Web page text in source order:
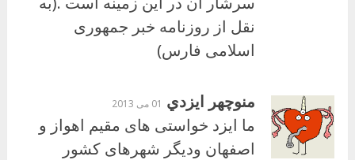
نقل از روزنامه خبر جمهوری
اسلامی فارس)
منوچهر ايزدي 01 می 2013
ما ایزد خواستی های مقیم اهواز و
اصفهان ودیگر شهرهای کشور